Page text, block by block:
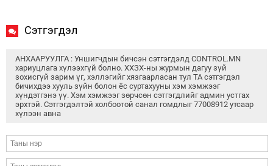
Сэтгэгдэл
АНХААРУУЛГА : Уншигчдын бичсэн сэтгэгдэлд CONTROL.MN
хариуцлага хүлээхгүй болно. ХХЗХ-ны журмын дагуу зүй
зохисгүй зарим үг, хэллэгийг хязгаарласан тул ТА сэтгэгдэл
бичихдээ хууль зүйн болон ёс суртахууны хэм хэмжээг
хүндэтгэнэ үү. Хэм хэмжээг зөрчсөн сэтгэгдлийг админ устгах
эрхтэй. Сэтгэгдэлтэй холбоотой санал гомдлыг 77008912 утсаар
хүлээн авна